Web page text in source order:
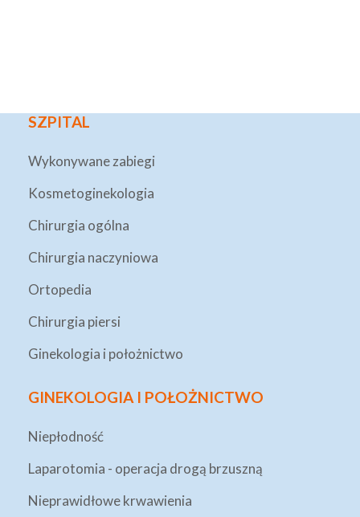
SZPITAL
Wykonywane zabiegi
Kosmetoginekologia
Chirurgia ogólna
Chirurgia naczyniowa
Ortopedia
Chirurgia piersi
Ginekologia i położnictwo
GINEKOLOGIA I POŁOŻNICTWO
Niepłodność
Laparotomia - operacja drogą brzuszną
Nieprawidłowe krwawienia